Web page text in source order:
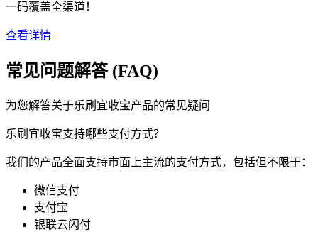
一码覆盖全渠道！
查看详情
常见问题解答 (FAQ)
为您解答关于乐刷宜收宝产品的常见疑问
乐刷宜收宝支持哪些支付方式？
我们的产品全面支持市面上主流的支付方式，包括但不限于：
微信支付
支付宝
银联云闪付